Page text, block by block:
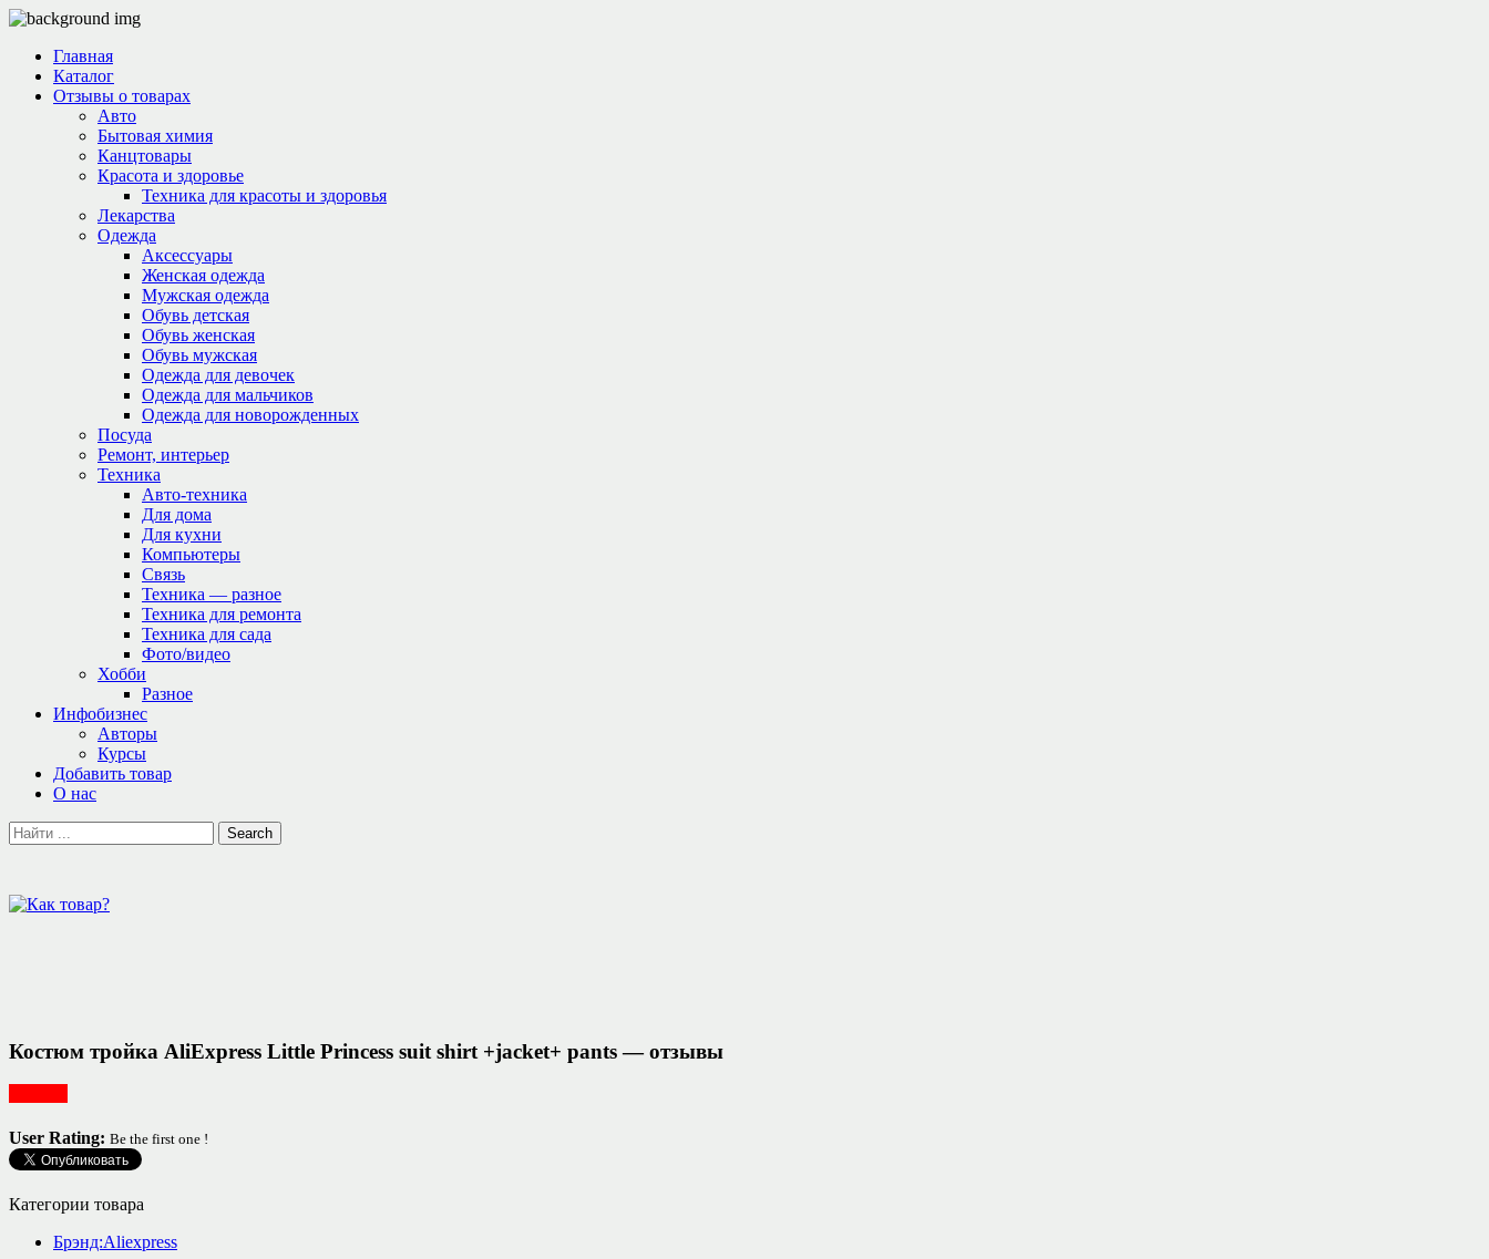
Главная
Каталог
Отзывы о товарах
Авто
Бытовая химия
Канцтовары
Красота и здоровье
Техника для красоты и здоровья
Лекарства
Одежда
Аксессуары
Женская одежда
Мужская одежда
Обувь детская
Обувь женская
Обувь мужская
Одежда для девочек
Одежда для мальчиков
Одежда для новорожденных
Посуда
Ремонт, интерьер
Техника
Авто-техника
Для дома
Для кухни
Компьютеры
Связь
Техника — разное
Техника для ремонта
Техника для сада
Фото/видео
Хобби
Разное
Инфобизнес
Авторы
Курсы
Добавить товар
О нас
Костюм тройка AliExpress Little Princess suit shirt +jacket+ pants — отзывы
User Rating: Be the first one !
Категории товара
Брэнд:Aliexpress